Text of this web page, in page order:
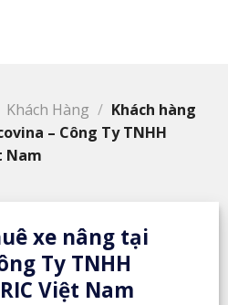
Khách Hàng / Khách hàng
– Công Ty TNHH
Nam
xe nâng tại
Ty TNHH
Việt Nam